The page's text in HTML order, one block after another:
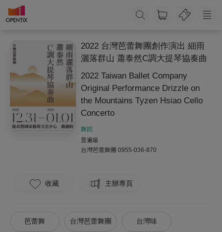
2022 台灣芭蕾舞團創作演出 細雨
灑落群山 蕭泰然C調大提琴協奏曲
2022 Taiwan Ballet Company
Original Performance Drizzle on
the Mountains Tyzen Hsiao Cello
Concerto
舞蹈
普遍級
台灣芭蕾舞團 0955-036-870
收藏 主辦專頁
芭蕾舞 台灣芭蕾舞團 台灣味